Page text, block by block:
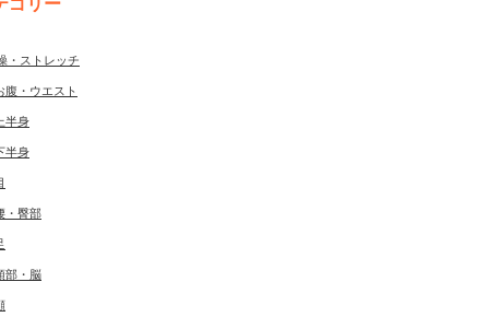
ゴリー
・ストレッチ
腹・ウエスト
半身
半身
・臀部
部・脳